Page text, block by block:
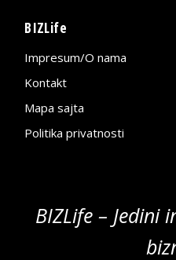
BIZLife
Impresum/O nama
Kontakt
Mapa sajta
Politika privatnosti
BIZLife – Jedini